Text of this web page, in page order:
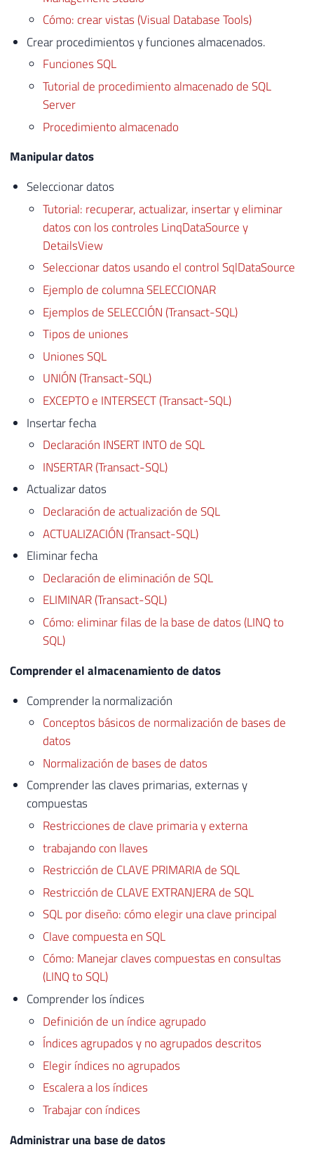
Cómo: crear vistas (Visual Database Tools)
Crear procedimientos y funciones almacenados.
Funciones SQL
Tutorial de procedimiento almacenado de SQL
Server
Procedimiento almacenado
Manipular datos
Seleccionar datos
Tutorial: recuperar, actualizar, insertar y eliminar
datos con los controles LinqDataSource y
DetailsView
Seleccionar datos usando el control SqlDataSource
Ejemplo de columna SELECCIONAR
Ejemplos de SELECCIÓN (Transact-SQL)
Tipos de uniones
Uniones SQL
UNIÓN (Transact-SQL)
EXCEPTO e INTERSECT (Transact-SQL)
Insertar fecha
Declaración INSERT INTO de SQL
INSERTAR (Transact-SQL)
Actualizar datos
Declaración de actualización de SQL
ACTUALIZACIÓN (Transact-SQL)
Eliminar fecha
Declaración de eliminación de SQL
ELIMINAR (Transact-SQL)
Cómo: eliminar filas de la base de datos (LINQ to
SQL)
Comprender el almacenamiento de datos
Comprender la normalización
Conceptos básicos de normalización de bases de
datos
Normalización de bases de datos
Comprender las claves primarias, externas y
compuestas
Restricciones de clave primaria y externa
trabajando con llaves
Restricción de CLAVE PRIMARIA de SQL
Restricción de CLAVE EXTRANJERA de SQL
SQL por diseño: cómo elegir una clave principal
Clave compuesta en SQL
Cómo: Manejar claves compuestas en consultas
(LINQ to SQL)
Comprender los índices
Definición de un índice agrupado
Índices agrupados y no agrupados descritos
Elegir índices no agrupados
Escalera a los índices
Trabajar con índices
Administrar una base de datos